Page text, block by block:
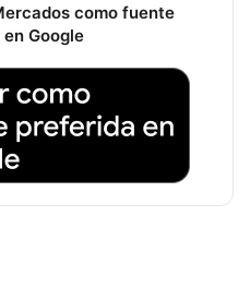
como fuente
Google